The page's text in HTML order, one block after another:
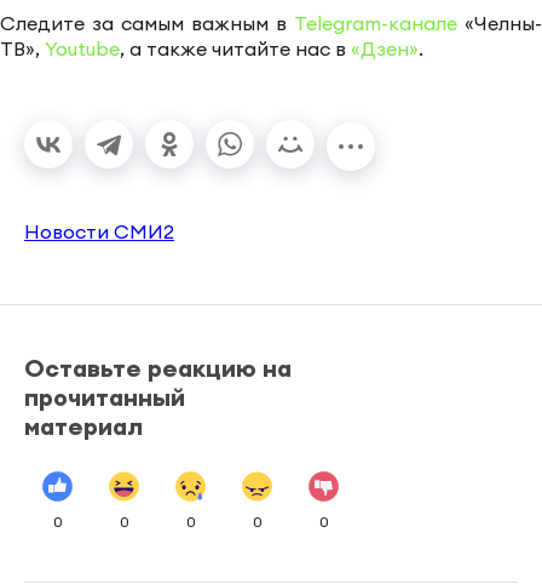
Следите за самым важным в Telegram-канале «Челны-
ТВ», Youtube, а также читайте нас в «Дзен».
Новости СМИ2
Оставьте реакцию на
прочитанный
материал
0 0 0 0 0